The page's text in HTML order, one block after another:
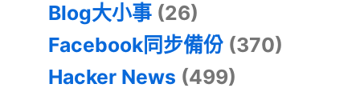
Blog大小事 (26)
Facebook同步備份 (370)
Hacker News (499)